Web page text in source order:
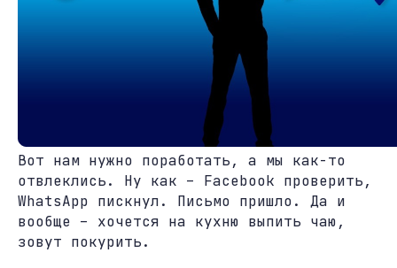
Вот нам нужно поработать, а мы как-то
отвлеклись. Ну как – Facebook проверить,
WhatsApp пискнул. Письмо пришло. Да и
вообще – хочется на кухню выпить чаю,
зовут покурить.